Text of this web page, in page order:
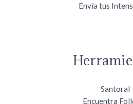
Envía tus
Santoral
Encuentra